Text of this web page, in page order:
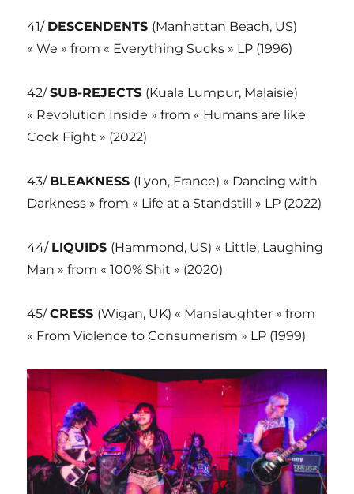
41/ DESCENDENTS (Manhattan Beach, US)
« We » from « Everything Sucks » LP (1996)
42/SUB-REJECTS (Kuala Lumpur, Malaisie)
« Revolution Inside » from « Humans are like
Cock Fight » (2022)
43/ BLEAKNESS (Lyon, France) « Dancing with
Darkness » from « Life at a Standstill » LP (2022)
44/ LIQUIDS (Hammond, US) « Little, Laughing
Man » from « 100% Shit » (2020)
45/CRESS (Wigan, UK) « Manslaughter » from
« From Violence to Consumerism » LP (1999)